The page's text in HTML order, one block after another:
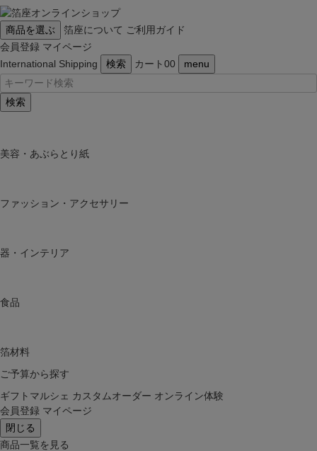
商品を選ぶ 箔座について ご利用ガイド
会員登録 マイページ
International Shipping
検索 カート00 menu
検索
美容・あぶらとり紙
ファッション・アクセサリー
器・インテリア
食品
箔材料
ご予算から探す
ギフトマルシェ カスタムオーダー オンライン体験
会員登録 マイページ
閉じる
商品一覧を見る